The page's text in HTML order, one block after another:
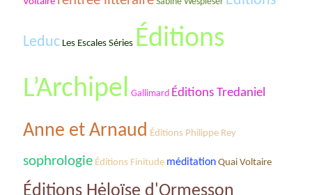
Leduc Les Escales Séries Éditions
L’Archipel Gallimard Éditions Tredaniel
Anne et Arnaud Éditions Philippe Rey
sophrologie Éditions Finitude méditation Quai Voltaire
Éditions Hėloïse d'Ormesson